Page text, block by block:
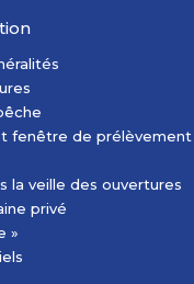
fenêtre de prélèvement
la veille des ouvertures
privé
»